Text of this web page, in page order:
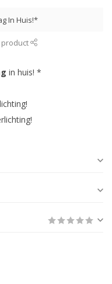
In Huis!*
product
in huis! *